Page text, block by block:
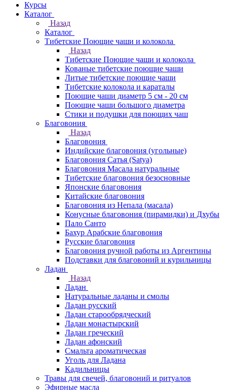
Курсы
Каталог
Назад
Каталог
Тибетские Поющие чаши и колокола
Назад
Тибетские Поющие чаши и колокола
Кованые тибетские поющие чаши
Литые тибетские поющие чаши
Тибетские колокола и караталы
Поющие чаши диаметр 5 см - 20 см
Поющие чаши большого диаметра
Стики и подушки для поющих чаш
Благовония
Назад
Благовония
Индийские благовония (угольные)
Благовония Сатья (Satya)
Благовония Масала натуральные
Тибетские благовония безосновные
Японские благовония
Китайские благовония
Благовония из Непала (масала)
Конусные благовония (пирамидки) и Дхубы
Пало Санто
Бахур Арабские благовония
Русские благовония
Благовония ручной работы из Аргентины
Подставки для благовоний и курильницы
Ладан
Назад
Ладан
Натуральные ладаны и смолы
Ладан русский
Ладан старообрядческий
Ладан монастырский
Ладан греческий
Ладан афонский
Смальта ароматическая
Уголь для Ладана
Кадильницы
Травы для свечей, благовоний и ритуалов
Эфирные масла